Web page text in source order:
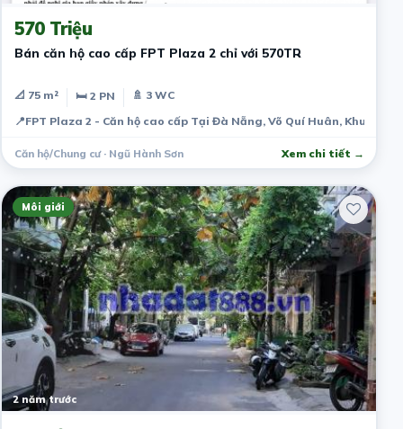
570 Triệu
Bán căn hộ cao cấp FPT Plaza 2 chỉ với 570TR
📐 75 m² 🛏 2 PN
🚿 3 WC
📍FPT Plaza 2 - Căn hộ cao cấp Tại Đà Nẵng, Võ Quí Huân, Khu đô
Căn hộ/Chung cư · Ngũ Hành Sơn Xem chi tiết →
Môi giới
2 năm trước